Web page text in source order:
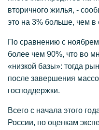
вторичного жилья, -
это на 3% больше, чем в
По сравнению с ноябрем
более чем 90%, что во
«низкой базы»: тогда
после завершения
господдержки.
Всего с начала этого
России, по оценкам